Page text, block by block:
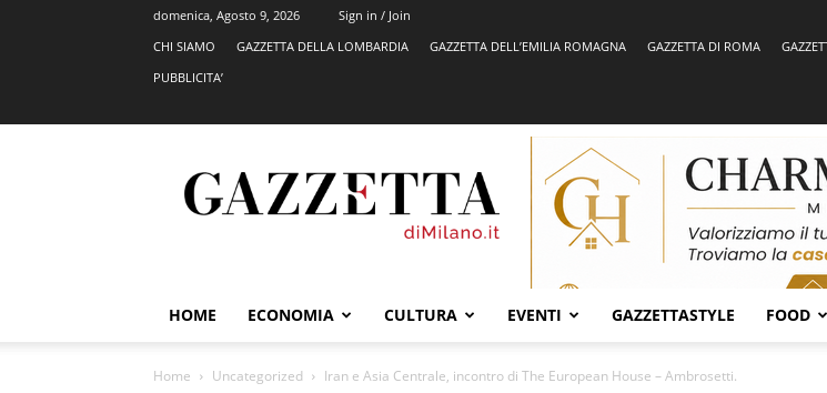
domenica, Agosto 9, 2026
Sign in / Join
CHI SIAMO
GAZZETTA DELLA LOMBARDIA GAZZETTA DELL’EMILIA ROMAGNA GAZZETTA DI ROMA
PUBBLICITA’
HOME ECONOMIA CULTURA EVENTI GAZZETTASTYLE FOOD
Home Uncategorized Iran e Asia Centrale, incontro di The European House – Ambrosetti.